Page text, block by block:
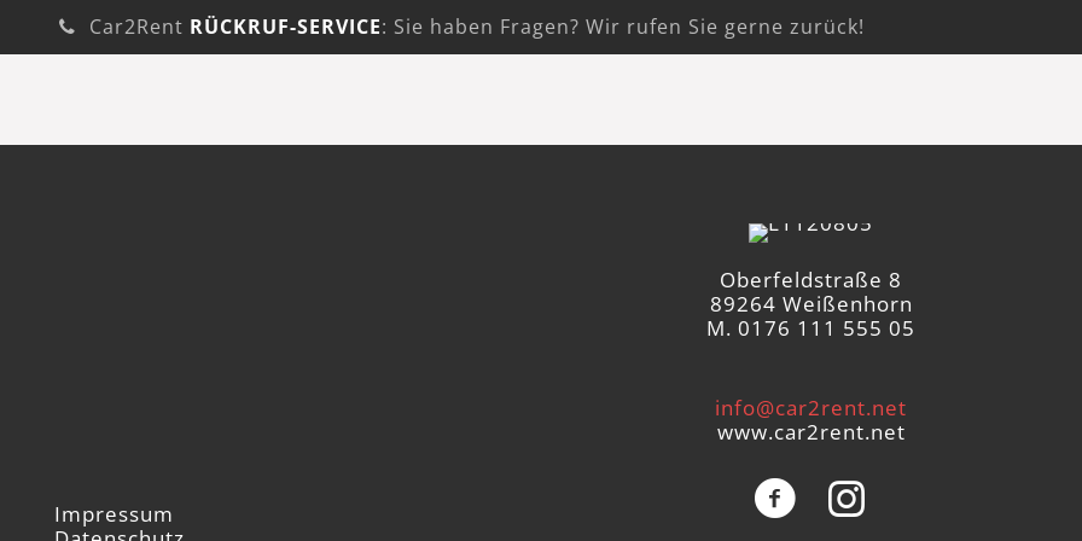
Car2Rent RÜCKRUF-SERVICE: Sie haben Fragen? Wir rufen Sie gerne zurück!
Impressum
Oberfeldstraße 8
89264 Weißenhorn
M. 0176 111 555 05
info@car2rent.net
www.car2rent.net